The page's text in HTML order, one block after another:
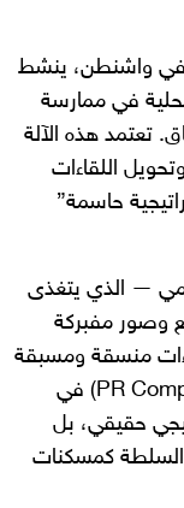
في واشنطن، ينشط
في ممارسة
تعتمد هذه الآلة
اللقاءات
حاسمة”
— الذي يتغذى
وصور مفبركة
منسقة ومسبقة
الدفع عبر شركات العلاقات العامة (PR Companies) في
حقيقي، بل
السلطة كمسكنات